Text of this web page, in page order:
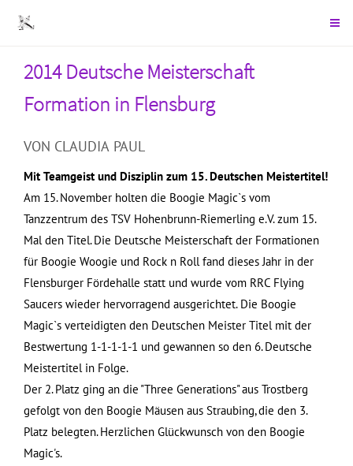
2014 Deutsche Meisterschaft
Formation in Flensburg
VON CLAUDIA PAUL
Mit Teamgeist und Disziplin zum 15. Deutschen Meistertitel!
Am 15. November holten die Boogie Magic`s vom
Tanzzentrum des TSV Hohenbrunn-Riemerling e.V. zum 15.
Mal den Titel. Die Deutsche Meisterschaft der Formationen
für Boogie Woogie und Rock n Roll fand dieses Jahr in der
Flensburger Fördehalle statt und wurde vom RRC Flying
Saucers wieder hervorragend ausgerichtet. Die Boogie
Magic`s verteidigten den Deutschen Meister Titel mit der
Bestwertung 1-1-1-1-1 und gewannen so den 6. Deutsche
Meistertitel in Folge.
Der 2. Platz ging an die "Three Generations" aus Trostberg
gefolgt von den Boogie Mäusen aus Straubing, die den 3.
Platz belegten. Herzlichen Glückwunsch von den Boogie
Magic's.